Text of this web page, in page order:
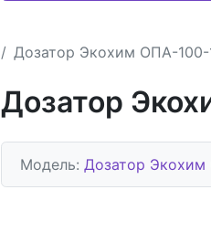
Дозатор Экохим ОПА-100-
Дозатор
Модель: Дозатор Экохим